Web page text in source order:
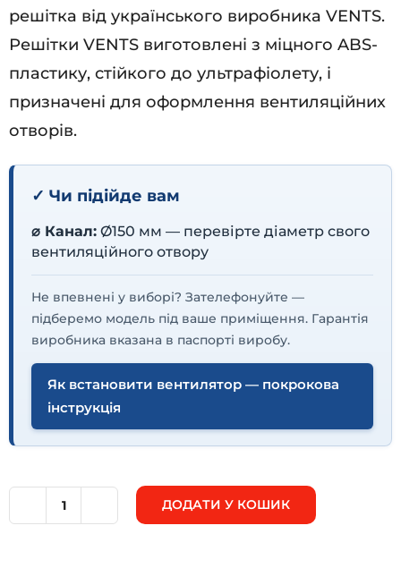
решітка від українського виробника VENTS.
Решітки VENTS виготовлені з міцного ABS-
пластику, стійкого до ультрафіолету, і
призначені для оформлення вентиляційних
отворів.
✓ Чи підійде вам
⌀ Канал: Ø150 мм — перевірте діаметр свого
вентиляційного отвору
Не впевнені у виборі? Зателефонуйте —
підберемо модель під ваше приміщення. Гарантія
виробника вказана в паспорті виробу.
Як встановити вентилятор — покрокова
інструкція
ДОДАТИ У КОШИК